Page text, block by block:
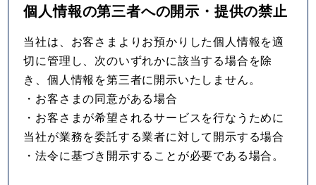
個人情報の第三者への開示・提供の禁止
当社は、お客さまよりお預かりした個人情報を適
切に管理し、次のいずれかに該当する場合を除
き、個人情報を第三者に開示いたしません。
・お客さまの同意がある場合
・お客さまが希望されるサービスを行なうために
当社が業務を委託する業者に対して開示する場合
・法令に基づき開示することが必要である場合。